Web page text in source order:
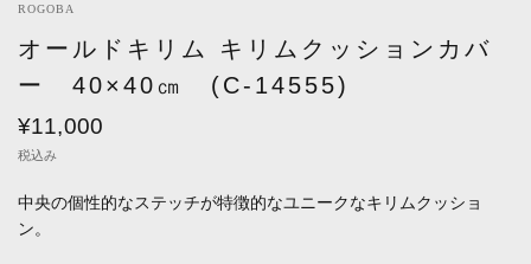
ROGOBA
オールドキリム キリムクッションカバ
ー 40×40㎝ (C-14555)
¥11,000
税込み
中央の個性的なステッチが特徴的なユニークなキリムクッショ
ン。